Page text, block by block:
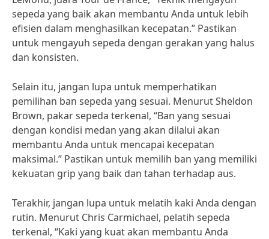
sepeda yang baik akan membantu Anda untuk lebih
efisien dalam menghasilkan kecepatan.” Pastikan
untuk mengayuh sepeda dengan gerakan yang halus
dan konsisten.
Selain itu, jangan lupa untuk memperhatikan
pemilihan ban sepeda yang sesuai. Menurut Sheldon
Brown, pakar sepeda terkenal, “Ban yang sesuai
dengan kondisi medan yang akan dilalui akan
membantu Anda untuk mencapai kecepatan
maksimal.” Pastikan untuk memilih ban yang memiliki
kekuatan grip yang baik dan tahan terhadap aus.
Terakhir, jangan lupa untuk melatih kaki Anda dengan
rutin. Menurut Chris Carmichael, pelatih sepeda
terkenal, “Kaki yang kuat akan membantu Anda